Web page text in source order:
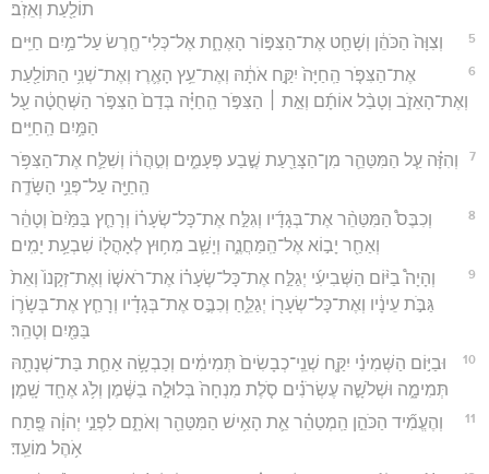
תוֹלַ֖עַת וְאֵזֹֽב׃
5 וְצִוָּה֙ הַכֹּהֵ֔ן וְשָׁחַ֖ט אֶת־הַצִּפּ֣וֹר הָאֶחָ֑ת אֶל־כְּלִי־חֶ֖רֶשׂ עַל־מַ֥יִם חַיִּֽים׃
6
אֶת־הַצִּפֹּ֤ר הַֽחַיָּה֙ יִקַּ֣ח אֹתָ֔הּ וְאֶת־עֵ֥ץ הָאֶ֛רֶז וְאֶת־שְׁנִ֥י הַתּוֹלַ֖עַת
וְאֶת־הָאֵזֹ֑ב וְטָבַ֨ל אוֹתָ֜ם וְאֵ֣ת ׀ הַצִּפֹּ֣ר הַֽחַיָּ֗ה בְּדַם֙ הַצִּפֹּ֣ר הַשְּׁחֻטָ֔ה עַ֖ל
הַמַּ֥יִם הַֽחַיִּֽים׃
7
וְהִזָּ֗ה עַ֧ל הַמִּטַּהֵ֛ר מִן־הַצָּרַ֖עַת שֶׁ֣בַע פְּעָמִ֑ים וְטִ֣הֲר֔וֹ וְשִׁלַּ֛ח אֶת־הַצִּפֹּ֥ר
הַֽחַיָּ֖ה עַל־פְּנֵ֥י הַשָּׂדֶֽה׃
8
וְכִבֶּס֩ הַמִּטַּהֵ֨ר אֶת־בְּגָדָ֜יו וְגִלַּ֣ח אֶת־כָּל־שְׂעָר֗וֹ וְרָחַ֤ץ בַּמַּ֙יִם֙ וְטָהֵ֔ר
וְאַחַ֖ר יָב֣וֹא אֶל־הַֽמַּחֲנֶ֑ה וְיָשַׁ֛ב מִח֥וּץ לְאָהֳל֖וֹ שִׁבְעַ֥ת יָמִֽים׃
9
וְהָיָה֩ בַיּ֨וֹם הַשְּׁבִיעִ֜י יְגַלַּ֣ח אֶת־כָּל־שְׂעָר֗וֹ אֶת־רֹאשׁ֤וֹ וְאֶת־זְקָנוֹ֙ וְאֵת֙
גַּבֹּ֣ת עֵינָ֔יו וְאֶת־כָּל־שְׂעָר֖וֹ יְגַלֵּ֑חַ וְכִבֶּ֣ס אֶת־בְּגָדָ֗יו וְרָחַ֧ץ אֶת־בְּשָׂר֛וֹ
בַּמַּ֖יִם וְטָהֵֽר׃
10
וּבַיּ֣וֹם הַשְּׁמִינִ֗י יִקַּ֤ח שְׁנֵֽי־כְבָשִׂים֙ תְּמִימִ֔ים וְכַבְשָׂ֥ה אַחַ֛ת בַּת־שְׁנָתָ֖הּ
תְּמִימָ֑ה וּשְׁלֹשָׁ֣ה עֶשְׂרֹנִ֗ים סֹ֤לֶת מִנְחָה֙ בְּלוּלָ֣ה בַשֶּׁ֔מֶן וְלֹ֥ג אֶחָ֖ד שָֽׁמֶן׃
11
וְהֶעֱמִ֞יד הַכֹּהֵ֣ן הַֽמְטַהֵ֗ר אֵ֛ת הָאִ֥ישׁ הַמִּטַּהֵ֖ר וְאֹתָ֑ם לִפְנֵ֣י יְהוָ֔ה פֶּ֖תַח
אֹ֥הֶל מוֹעֵֽד׃